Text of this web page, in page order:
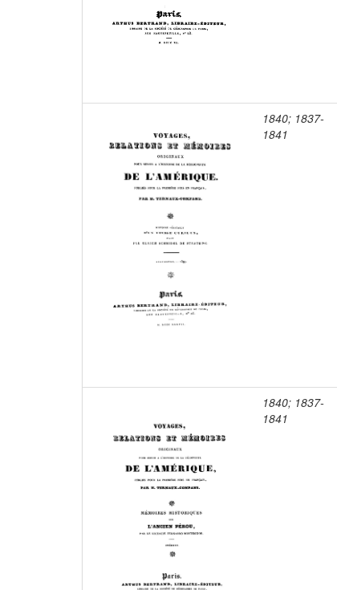
1840; 1837-
1841
1840; 1837-
1841